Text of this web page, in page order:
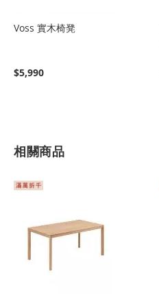
Voss 實木椅凳
$5,990
相關商品